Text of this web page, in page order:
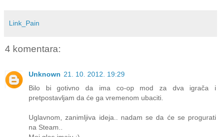
Link_Pain
4 komentara:
Unknown 21. 10. 2012. 19:29
Bilo bi gotivno da ima co-op mod za dva igrača i
pretpostavljam da će ga vremenom ubaciti.
Uglavnom, zanimljiva ideja.. nadam se da će se progurati
na Steam..